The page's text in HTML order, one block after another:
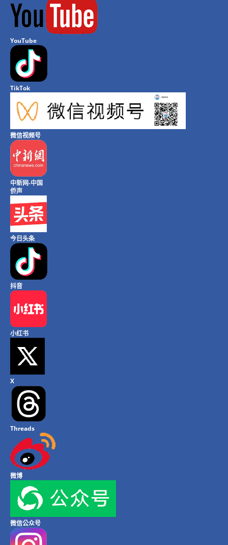
YouTube
TikTok
微信视频号
中新网-中国
侨声
今日头条
抖音
小红书
X
Threads
微博
微信公众号